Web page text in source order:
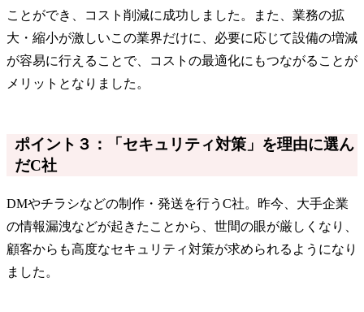
ことができ、コスト削減に成功しました。また、業務の拡
大・縮小が激しいこの業界だけに、必要に応じて設備の増減
が容易に行えることで、コストの最適化にもつながることが
メリットとなりました。
ポイント３：「セキュリティ対策」を理由に選ん
だC社
DMやチラシなどの制作・発送を行うC社。昨今、大手企業
の情報漏洩などが起きたことから、世間の眼が厳しくなり、
顧客からも高度なセキュリティ対策が求められるようになり
ました。